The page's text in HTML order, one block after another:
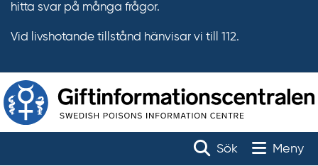
hitta svar på många frågor.
Vid livshotande tillstånd hänvisar vi till 112.
Sök Toggle
Meny